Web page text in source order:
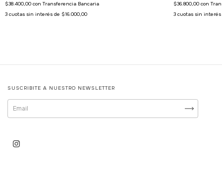
$38.400,00 con Transferencia Bancaria
3 cuotas sin interés de $16.000,00
$36.800,00 con
3 cuotas sin
SUSCRIBITE A NUESTRO NEWSLETTER